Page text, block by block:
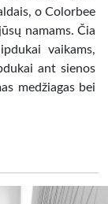
o Colorbee
namams. Čia
vaikams,
ant sienos
medžiagas bei